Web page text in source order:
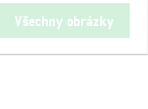
Všechny obrázky